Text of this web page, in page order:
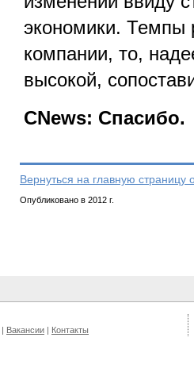
экономики. Темпы
компании, то,
высокой,
CNews: Спасибо.
Вернуться на главную страницу
Опубликовано в 2012 г.
| Вакансии | Контакты